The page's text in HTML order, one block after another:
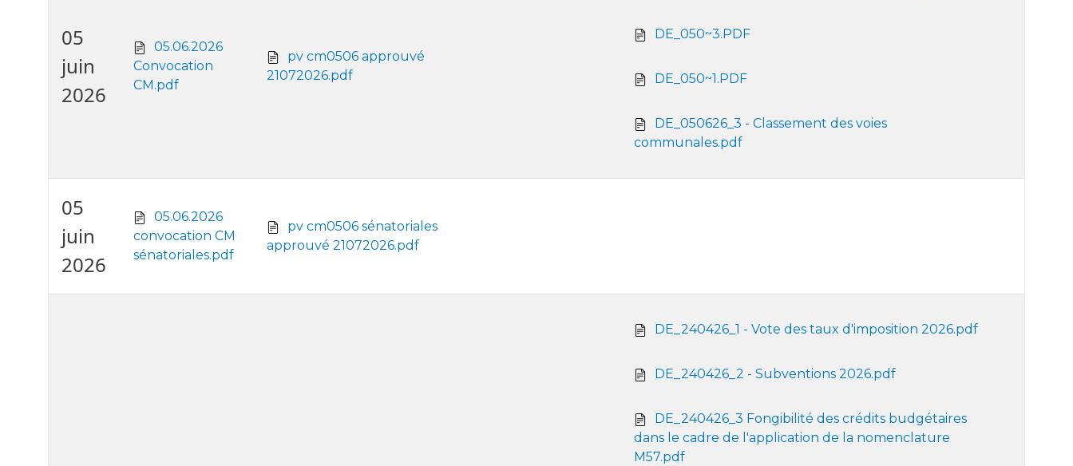
05
juin
2026
05.06.2026
Convocation
CM.pdf
pv cm0506 approuvé
21072026.pdf
DE_050~3.PDF
DE_050~1.PDF
DE_050626_3 - Classement des voies
communales.pdf
05
juin
2026
05.06.2026
convocation CM
sénatoriales.pdf
pv cm0506 sénatoriales
approuvé 21072026.pdf
DE_240426_1 - Vote des taux d'imposition 2026.pdf
DE_240426_2 - Subventions 2026.pdf
DE_240426_3 Fongibilité des crédits budgétaires
dans le cadre de l'application de la nomenclature
M57.pdf